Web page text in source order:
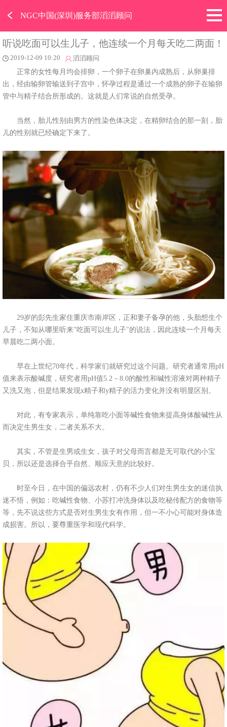
﹤ NGC中国(深圳)服务部滔滔顾问
听说吃面可以生儿子，他连续一个月每天吃二两面！
2019-12-09 10:20 滔滔顾问
正常的女性每月均会排卵，一个卵子在卵巢内成熟后，从卵巢排
出，经由输卵管输送到子宫中，怀孕过程是通过一个成熟的卵子在输卵
管中与精子结合所形成的。这就是人们常说的自然受孕。
当然，胎儿性别由男方的性染色体决定，在精卵结合的那一刻，胎
儿的性别就已经确定下来了。
29岁的彭先生家住重庆市南岸区，正和妻子备孕的他，头胎想生个
儿子，不知从哪里听来"吃面可以生儿子"的说法，因此连续一个月每天
早晨吃二两小面。
早在上世纪70年代，科学家们就研究过这个问题。研究者通常用pH
值来表示酸碱度，研究者用pH值5.2－8.0的酸性和碱性溶液对两种精子
又洗又泡，但是结果发现x精子和y精子的活力变化并没有明显区别。
对此，有专家表示，单纯靠吃小面等碱性食物来提高身体酸碱性从
而决定生男生女，二者关系不大。
其实，不管是生男或生女，孩子对父母而言都是无可取代的小宝
贝，所以还是选择合乎自然、顺应天意的比较好。
时至今日，在中国的偏远农村，仍有不少人们对生男生女的迷信执
迷不悟，例如：吃碱性食物、小苏打冲洗身体以及吃秘传配方的食物等
等，先不说这些方式是否对生男生女有作用，但一不小心可能对身体造
成损害。所以，要尊重医学和现代科学。